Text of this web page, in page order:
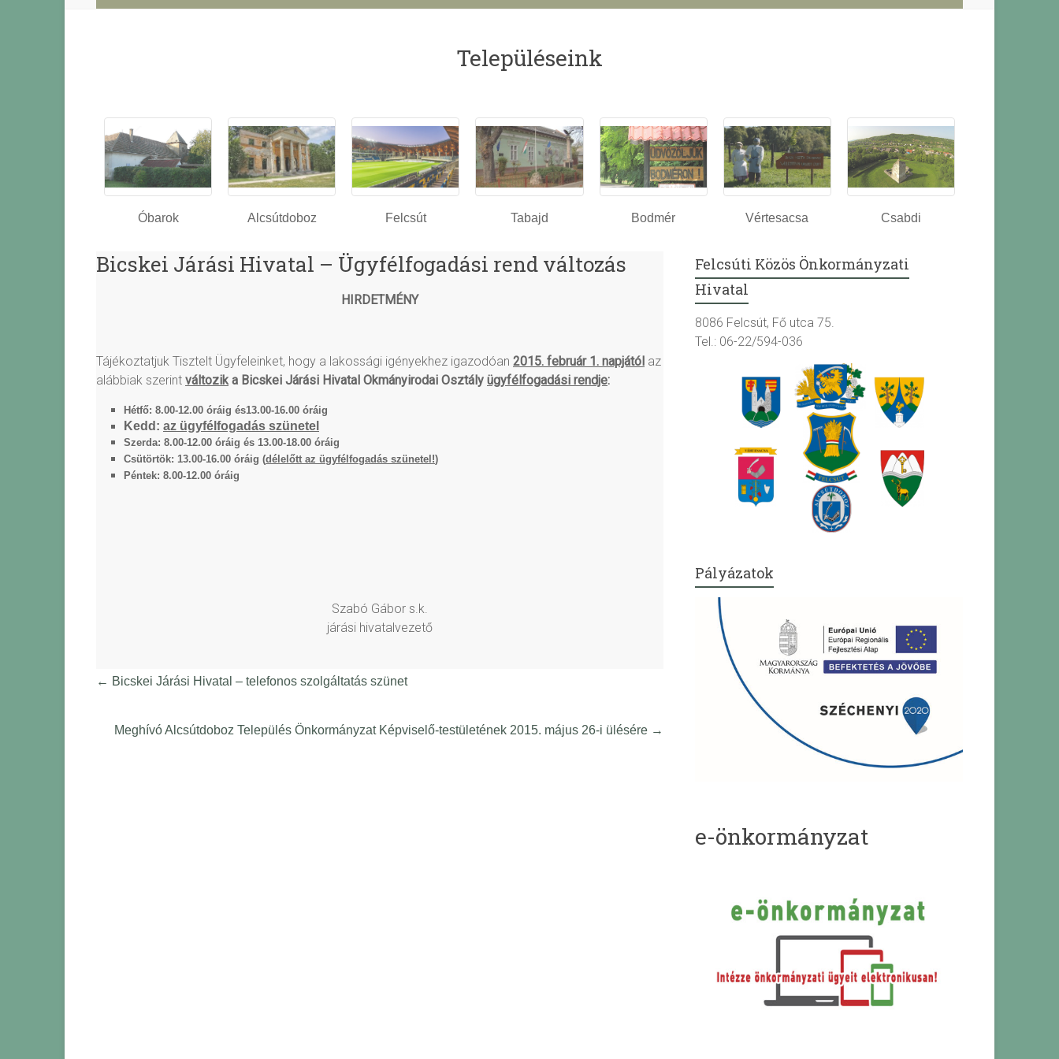
Településeink
Óbarok Alcsútdoboz Felcsút Tabajd Bodmér Vértesacsa Csabdi
Bicskei Járási Hivatal – Ügyfélfogadási rend változás
HIRDETMÉNY
Tájékoztatjuk Tisztelt Ügyfeleinket, hogy a lakossági igényekhez igazodóan 2015. február 1. napjától az
alábbiak szerint változika Bicskei Járási Hivatal Okmányirodai Osztály ügyfélfogadási rendje:
Hétfő: 8.00-12.00 óráig és13.00-16.00 óráig
Kedd: az ügyfélfogadás szünetel
Szerda: 8.00-12.00 óráig és 13.00-18.00 óráig
Csütörtök: 13.00-16.00 óráig (délelőtt az ügyfélfogadás szünetel!)
Péntek: 8.00-12.00 óráig
Szabó Gábor s.k.
járási hivatalvezető
← Bicskei Járási Hivatal – telefonos szolgáltatás szünet
Meghívó Alcsútdoboz Település Önkormányzat Képviselő-testületének 2015. május 26-i ülésére →
Felcsúti Közös Önkormányzati
Hivatal
8086 Felcsút, Fő utca 75.
Tel.: 06-22/594-036
Pályázatok
e-önkormányzat